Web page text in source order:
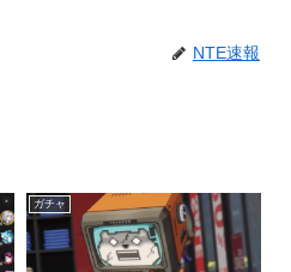
NTE速報
ガチャ